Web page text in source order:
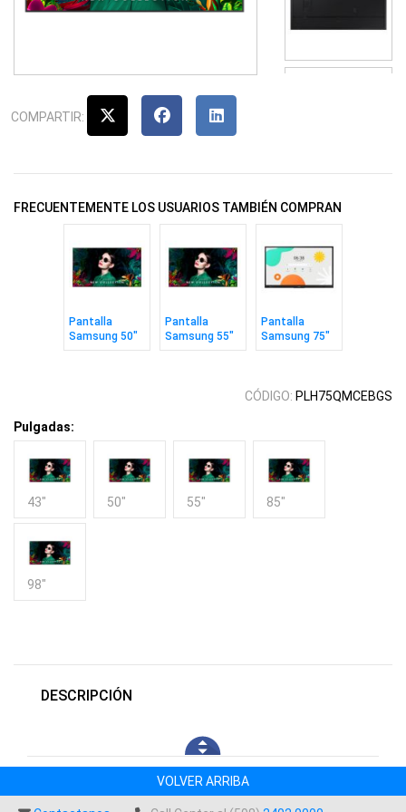
COMPARTIR:
FRECUENTEMENTE LOS USUARIOS TAMBIÉN COMPRAN
Pantalla
Samsung 50"
Signage
Pantalla
Samsung 55"
Signage
Pantalla
Samsung 75"
Interactiva
CÓDIGO: PLH75QMCEBGS
Pulgadas:
43" 50" 55" 85"
98"
DESCRIPCIÓN
VOLVER ARRIBA